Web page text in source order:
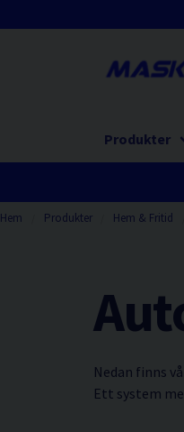
Produkter
Hem Produkter Hem & Fritid
Nedan finns
Ett system